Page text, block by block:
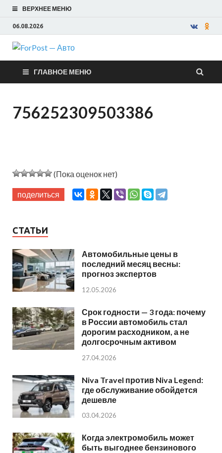
ВЕРХНЕЕ МЕНЮ
06.08.2026
ForPost —
Авто
ГЛАВНОЕ МЕНЮ
756252309503386
(Пока оценок нет)
поделиться
СТАТЬИ
Автомобильные цены в
последний месяц весны:
прогноз экспертов
12.05.2026
Срок годности — 3 года: почему
в России автомобиль стал
дорогим расходником, а не
долгосрочным активом
27.04.2026
Niva Travel против Niva Legend:
где обслуживание обойдется
дешевле
03.04.2026
Когда электромобиль может
быть выгоднее бензинового